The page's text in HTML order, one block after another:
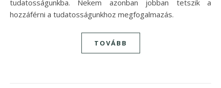
tudatosságunkba. Nekem azonban jobban tetszik a
hozzáférni a tudatosságunkhoz megfogalmazás.
TOVÁBB